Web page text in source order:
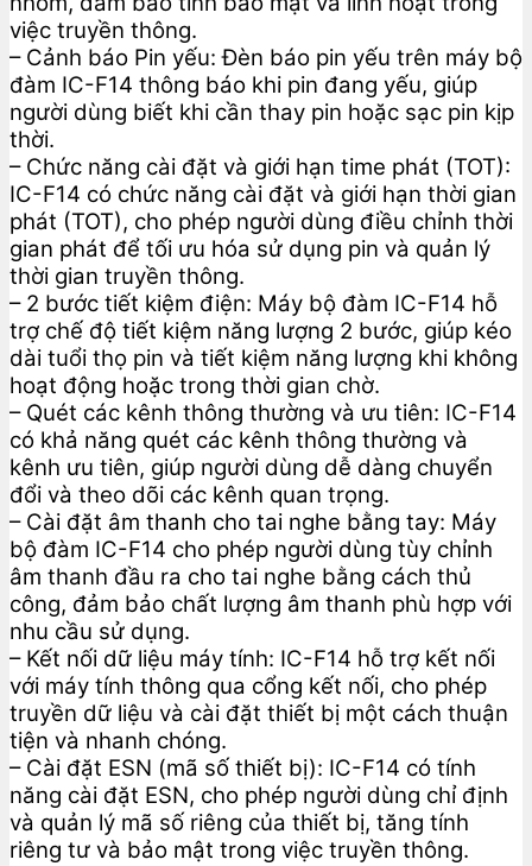
việc truyền thông.
– Cảnh báo Pin yếu: Đèn báo pin yếu trên máy bộ
đàm IC-F14 thông báo khi pin đang yếu, giúp
người dùng biết khi cần thay pin hoặc sạc pin kịp
thời.
– Chức năng cài đặt và giới hạn time phát (TOT):
IC-F14 có chức năng cài đặt và giới hạn thời gian
phát (TOT), cho phép người dùng điều chỉnh thời
gian phát để tối ưu hóa sử dụng pin và quản lý
thời gian truyền thông.
– 2 bước tiết kiệm điện: Máy bộ đàm IC-F14 hỗ
trợ chế độ tiết kiệm năng lượng 2 bước, giúp kéo
dài tuổi thọ pin và tiết kiệm năng lượng khi không
hoạt động hoặc trong thời gian chờ.
– Quét các kênh thông thường và ưu tiên: IC-F14
có khả năng quét các kênh thông thường và
kênh ưu tiên, giúp người dùng dễ dàng chuyển
đổi và theo dõi các kênh quan trọng.
– Cài đặt âm thanh cho tai nghe bằng tay: Máy
bộ đàm IC-F14 cho phép người dùng tùy chỉnh
âm thanh đầu ra cho tai nghe bằng cách thủ
công, đảm bảo chất lượng âm thanh phù hợp với
nhu cầu sử dụng.
– Kết nối dữ liệu máy tính: IC-F14 hỗ trợ kết nối
với máy tính thông qua cổng kết nối, cho phép
truyền dữ liệu và cài đặt thiết bị một cách thuận
tiện và nhanh chóng.
– Cài đặt ESN (mã số thiết bị): IC-F14 có tính
năng cài đặt ESN, cho phép người dùng chỉ định
và quản lý mã số riêng của thiết bị, tăng tính
riêng tư và bảo mật trong việc truyền thông.